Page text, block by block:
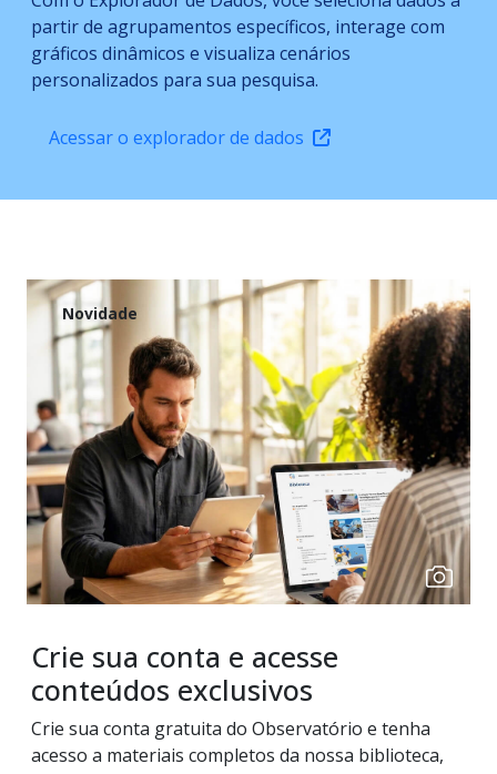
partir de agrupamentos específicos, interage com
gráficos dinâmicos e visualiza cenários
personalizados para sua pesquisa.
Acessar o explorador de dados
Novidade
Crie sua conta e acesse
conteúdos exclusivos
Crie sua conta gratuita do Observatório e tenha
acesso a materiais completos da nossa biblioteca,